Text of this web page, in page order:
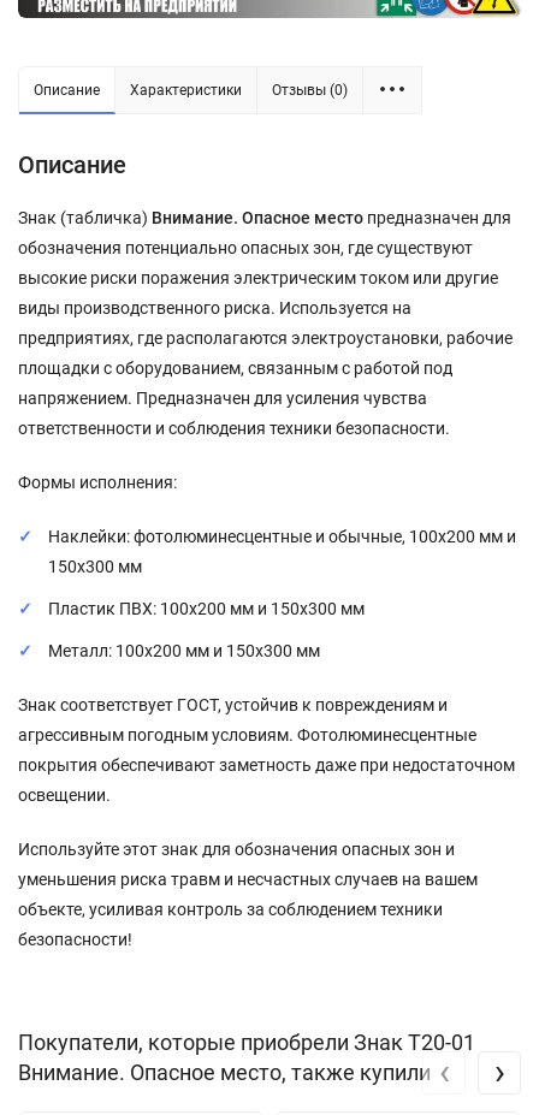
Описание Характеристики Отзывы (0)
Описание
Знак (табличка) Внимание. Опасное место предназначен для
обозначения потенциально опасных зон, где существуют
высокие риски поражения электрическим током или другие
виды производственного риска. Используется на
предприятиях, где располагаются электроустановки, рабочие
площадки с оборудованием, связанным с работой под
напряжением. Предназначен для усиления чувства
ответственности и соблюдения техники безопасности.
Формы исполнения:
Наклейки: фотолюминесцентные и обычные, 100x200 мм и
150x300 мм
Пластик ПВХ: 100x200 мм и 150x300 мм
Металл: 100x200 мм и 150x300 мм
Знак соответствует ГОСТ, устойчив к повреждениям и
агрессивным погодным условиям. Фотолюминесцентные
покрытия обеспечивают заметность даже при недостаточном
освещении.
Используйте этот знак для обозначения опасных зон и
уменьшения риска травм и несчастных случаев на вашем
объекте, усиливая контроль за соблюдением техники
безопасности!
Покупатели, которые приобрели Знак Т20-01
Внимание. Опасное место, также купили ‹ ›